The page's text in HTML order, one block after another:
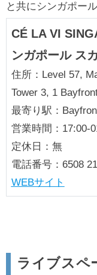
と共にシンガポー
CÉ LA VI
ンガポール ス
住所：Level 57,
Tower 3, 1
最寄り駅：
営業時間：17:00-
定休日：無
電話番号：6508
WEBサイト
ライブスペ